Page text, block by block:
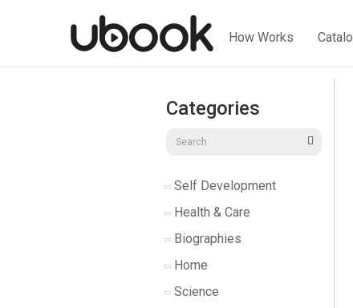
How Works
Categories
Self Development
Health & Care
Biographies
Home
Science